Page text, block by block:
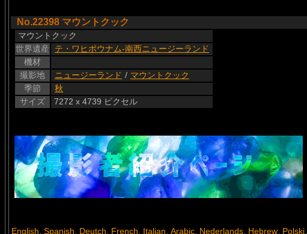
No.22398 マウントクック
マウントクック
世界遺産
テ・ワヒポウナム-南西ニュージーランド
機材
撮影地
ニュージーランド / マウントクック
季節
秋
サイズ
7272 x 4739 ピクセル
English, Spanish, Deutch, French, Italian, Arabic, Nederlands, Hebrew, Polski,